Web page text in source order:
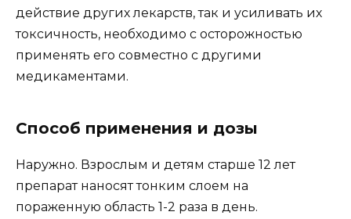
действие других лекарств, так и усиливать их
токсичность, необходимо с осторожностью
применять его совместно с другими
медикаментами.
Способ применения и дозы
Наружно. Взрослым и детям старше 12 лет
препарат наносят тонким слоем на
пораженную область 1-2 раза в день.